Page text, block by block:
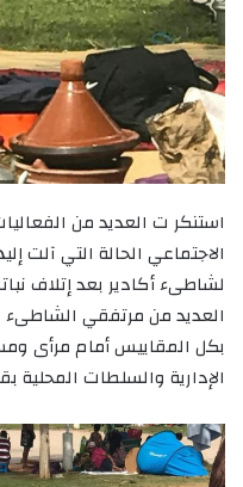
استنكر ت العديد من
الاجتماعي الحالة التي آلت
لشاطىء أكادير بعد إتلاف
العديد من مرتفقي الشاطىء
بكل المقاييس أمام مرأى
الإدارية والسلطات المحلية